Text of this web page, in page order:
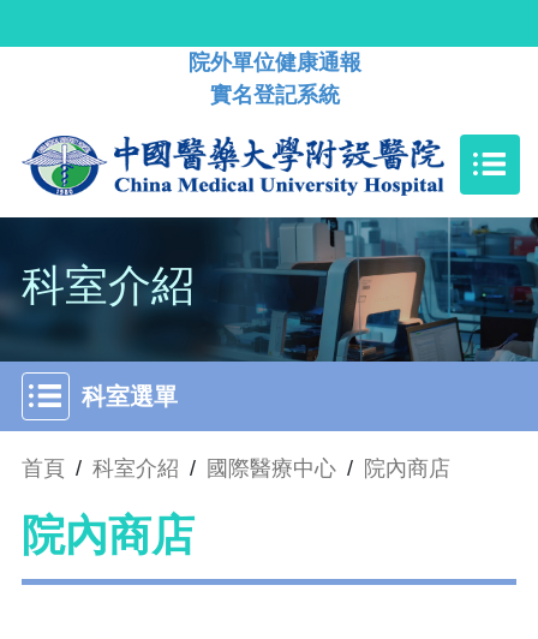
院外單位健康通報
實名登記系統
科室介紹
科室選單
首頁 / 科室介紹 / 國際醫療中心 / 院內商店
院內商店